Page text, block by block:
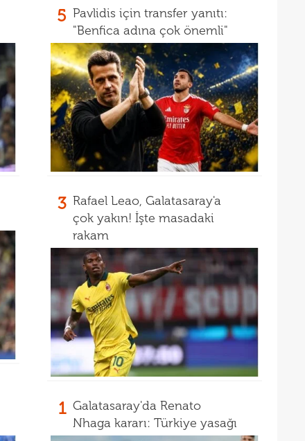
5 Pavlidis için transfer yanıtı:
"Benfica adına çok önemli"
3 Rafael Leao, Galatasaray'a
çok yakın! İşte masadaki
rakam
1 Galatasaray'da Renato
Nhaga kararı: Türkiye yasağı